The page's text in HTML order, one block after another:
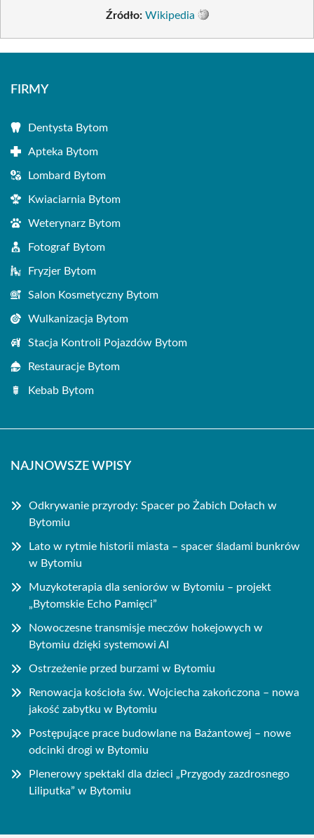
Źródło: Wikipedia
FIRMY
Dentysta Bytom
Apteka Bytom
Lombard Bytom
Kwiaciarnia Bytom
Weterynarz Bytom
Fotograf Bytom
Fryzjer Bytom
Salon Kosmetyczny Bytom
Wulkanizacja Bytom
Stacja Kontroli Pojazdów Bytom
Restauracje Bytom
Kebab Bytom
NAJNOWSZE WPISY
Odkrywanie przyrody: Spacer po Żabich Dołach w
Bytomiu
Lato w rytmie historii miasta – spacer śladami bunkrów
w Bytomiu
Muzykoterapia dla seniorów w Bytomiu – projekt
„Bytomskie Echo Pamięci”
Nowoczesne transmisje meczów hokejowych w
Bytomiu dzięki systemowi AI
Ostrzeżenie przed burzami w Bytomiu
Renowacja kościoła św. Wojciecha zakończona – nowa
jakość zabytku w Bytomiu
Postępujące prace budowlane na Bażantowej – nowe
odcinki drogi w Bytomiu
Plenerowy spektakl dla dzieci „Przygody zazdrosnego
Liliputka” w Bytomiu